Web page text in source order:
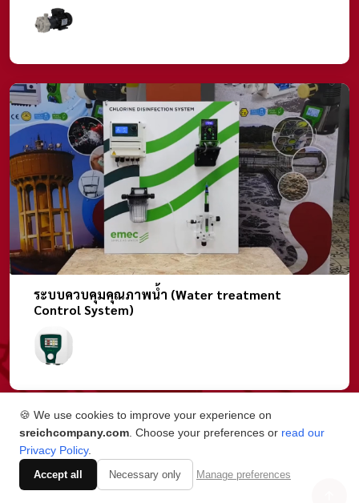
ระบบควบคุมคุณภาพน้ำ (Water treatment
Control System)
🍪 We use cookies to improve your experience on
sreichcompany.com . Choose your preferences or read our
Privacy Policy.
Accept all Necessary only Manage preferences